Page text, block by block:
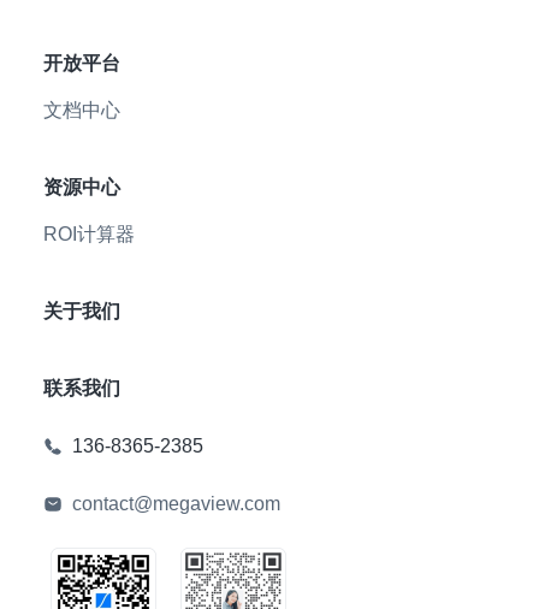
开放平台
文档中心
资源中心
ROI计算器
关于我们
联系我们
136-8365-2385
contact@megaview.com